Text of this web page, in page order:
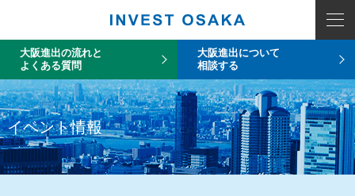
大阪進出の流れと
よくある質問
大阪進出について
相談する
イベント情報